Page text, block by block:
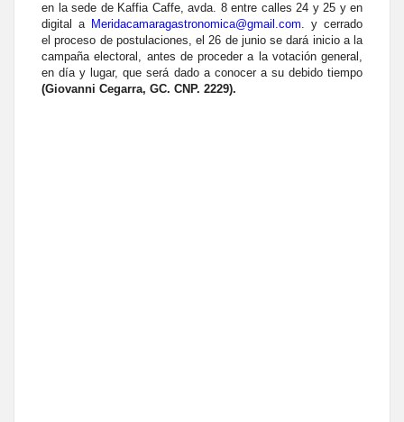
en la sede de Kaffia Caffe, avda. 8 entre calles 24 y 25 y en
digital a Meridacamaragastronomica@gmail.com. y cerrado
el proceso de postulaciones, el 26 de junio se dará inicio a la
campaña electoral, antes de proceder a la votación general,
en día y lugar, que será dado a conocer a su debido tiempo
(Giovanni Cegarra, GC. CNP. 2229).